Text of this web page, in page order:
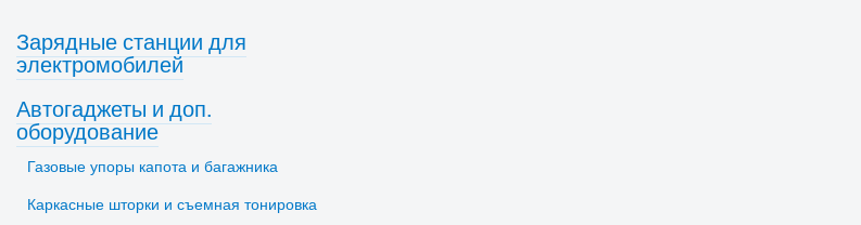
Зарядные станции для
электромобилей
Автогаджеты и доп.
оборудование
Газовые упоры капота и багажника
Каркасные шторки и съемная тонировка